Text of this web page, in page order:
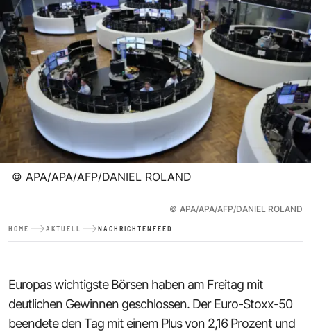
© APA/APA/AFP/DANIEL ROLAND
© APA/APA/AFP/DANIEL ROLAND
HOME AKTUELL NACHRICHTENFEED
Europas wichtigste Börsen haben am Freitag mit
deutlichen Gewinnen geschlossen. Der Euro-Stoxx-50
beendete den Tag mit einem Plus von 2,16 Prozent und